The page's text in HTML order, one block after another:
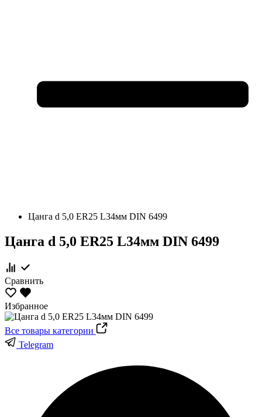
Цанга d 5,0 ER25 L34мм DIN 6499
Цанга d 5,0 ER25 L34мм DIN 6499
Сравнить
Избранное
Все товары категории
Telegram